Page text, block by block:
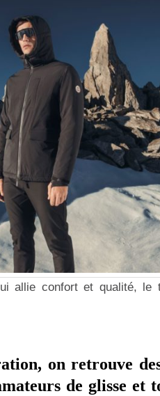
allie confort et qualité, le
on retrouve
de glisse et